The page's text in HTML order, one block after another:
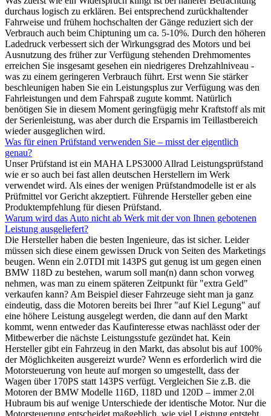
durchaus logisch zu erklären. Bei entsprechend zurückhaltender
Fahrweise und frühem hochschalten der Gänge reduziert sich der
Verbrauch auch beim Chiptuning um ca. 5-10%. Durch den höheren
Ladedruck verbessert sich der Wirkungsgrad des Motors und bei
Ausnutzung des früher zur Verfügung stehenden Drehmomentes
erreichen Sie insgesamt gesehen ein niedrigeres Drehzahlniveau -
was zu einem geringeren Verbrauch führt. Erst wenn Sie stärker
beschleunigen haben Sie ein Leistungsplus zur Verfügung was den
Fahrleistungen und dem Fahrspaß zugute kommt. Natürlich
benötigen Sie in diesem Moment geringfügig mehr Kraftstoff als mit
der Serienleistung, was aber durch die Ersparnis im Teillastbereich
wieder ausgeglichen wird.
Was für einen Prüfstand verwenden Sie – misst der eigentlich
genau?
Unser Prüfstand ist ein MAHA LPS3000 Allrad Leistungsprüfstand
wie er so auch bei fast allen deutschen Herstellern im Werk
verwendet wird. Als eines der wenigen Prüfstandmodelle ist er als
Prüfmittel vor Gericht akzeptiert. Führende Hersteller geben eine
Produktempfehlung für diesen Prüfstand.
Warum wird das Auto nicht ab Werk mit der von Ihnen gebotenen
Leistung ausgeliefert?
Die Hersteller haben die besten Ingenieure, das ist sicher. Leider
müssen sich diese einem gewissen Druck von Seiten des Marketings
beugen. Wenn ein 2.0TDI mit 143PS gut genug ist um gegen einen
BMW 118D zu bestehen, warum soll man(n) dann schon vorweg
nehmen, was man zu einem späteren Zeitpunkt für "extra Geld"
verkaufen kann? Am Beispiel dieser Fahrzeuge sieht man ja ganz
eindeutig, dass die Motoren bereits bei Ihrer "auf Kiel Legung" auf
eine höhere Leistung ausgelegt werden, die dann auf den Markt
kommt, wenn entweder das Kaufinteresse etwas nachlässt oder der
Mitbewerber die nächste Leistungsstufe gezündet hat. Kein
Hersteller gibt ein Fahrzeug in den Markt, das absolut bis auf 100%
der Möglichkeiten ausgereizt wurde? Wenn es erforderlich wird die
Motorsteuerung von heute auf morgen so umgestellt, dass der
Wagen über 170PS statt 143PS verfügt. Vergleichen Sie z.B. die
Motoren der BMW Modelle 116D, 118D und 120D – immer 2.0l
Hubraum bis auf wenige Unterschiede der identische Motor. Nur die
Motorsteuerung entscheidet maßgeblich, wie viel Leistung entsteht.